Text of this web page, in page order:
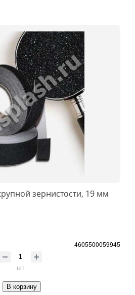
зернистости, 19 мм
4605500059945
шт
В корзину